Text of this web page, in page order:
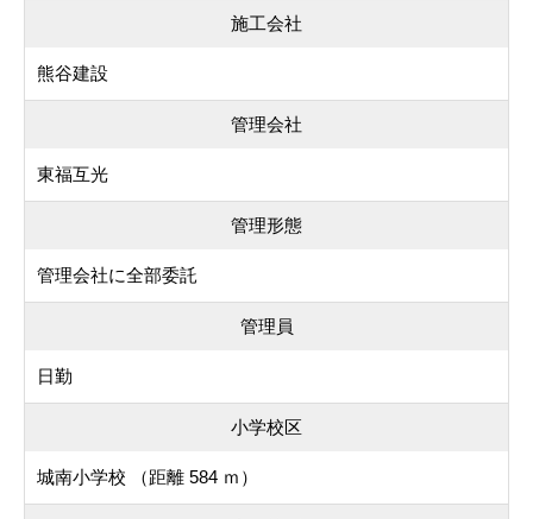
施工会社
熊谷建設
管理会社
東福互光
管理形態
管理会社に全部委託
管理員
日勤
小学校区
城南小学校 （距離 584 ｍ）